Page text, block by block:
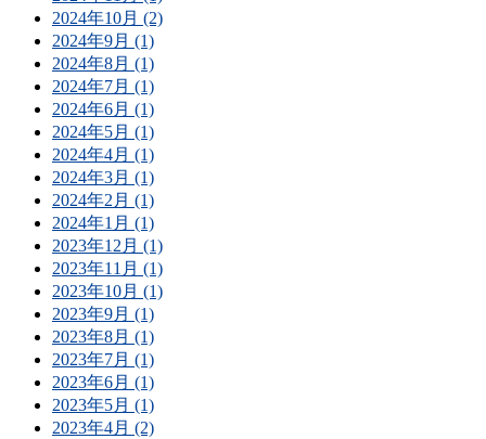
2024年10月 (2)
2024年9月 (1)
2024年8月 (1)
2024年7月 (1)
2024年6月 (1)
2024年5月 (1)
2024年4月 (1)
2024年3月 (1)
2024年2月 (1)
2024年1月 (1)
2023年12月 (1)
2023年11月 (1)
2023年10月 (1)
2023年9月 (1)
2023年8月 (1)
2023年7月 (1)
2023年6月 (1)
2023年5月 (1)
2023年4月 (2)